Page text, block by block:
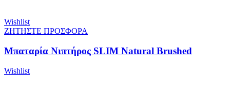
Wishlist
ΖΗΤΗΣΤΕ ΠΡΟΣΦΟΡΑ
Μπαταρία Νιπτήρος SLIM Natural Brushed
Wishlist